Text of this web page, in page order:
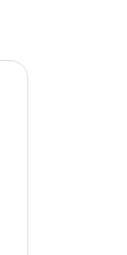
惠
找优惠
寻找优惠寻找优惠
disclaimer. 寻找